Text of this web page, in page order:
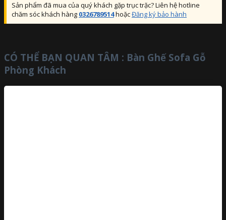
Sản phẩm đã mua của quý khách gặp trục trặc? Liên hệ hotline
chăm sóc khách hàng 0326789514hoặcĐăng ký bảo hành
CÓ THỂ BẠN QUAN TÂM : Bàn Ghế Sofa Gỗ
Phòng Khách